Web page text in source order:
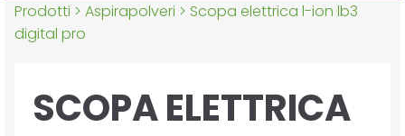
Prodotti > Aspirapolveri > Scopa elettrica l-ion lb3
digital pro
SCOPA ELETTRICA